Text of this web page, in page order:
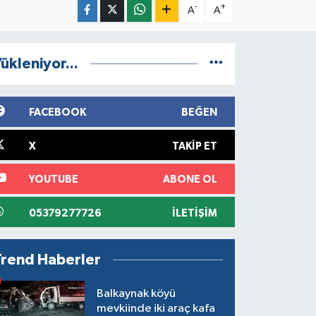
A- A+
FACEBOOK BEĞEN
X TAKIP ET
YOUTUBE ABONE OL
05379277726 İLETIŞIM
Haberler
Balkaynak köyü
mevkiinde iki araç kafa